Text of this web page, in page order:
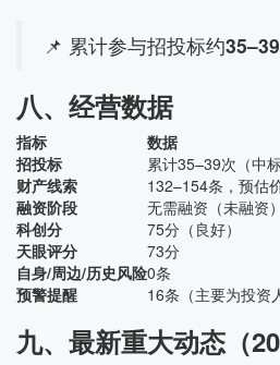
📌 累计参与招投标约
八、经营数据
指标
数据
招投标
累计35–39次（中
财产线索
132–154条，预估
融资阶段
无需融资（未融资）
科创分
75分（良好）
天眼评分
73分
自身/周边/历史风险0条
预警提醒
16条（主要为投资
九、最新重大动态（